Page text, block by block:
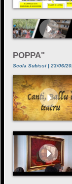
POPPA"
Scola Subissi | 23/06/